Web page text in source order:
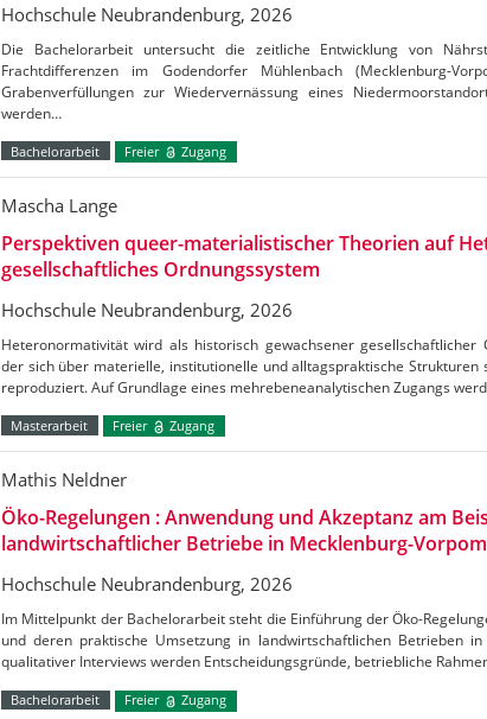
Hochschule Neubrandenburg, 2026
Die Bachelorarbeit untersucht die zeitliche Entwicklung von
Frachtdifferenzen im Godendorfer Mühlenbach (Mecklenburg-
Grabenverfüllungen zur Wiedervernässung eines
werden…
Bachelorarbeit Freier Zugang
Mascha Lange
Perspektiven queer-materialistischer Theorien auf
gesellschaftliches Ordnungssystem
Hochschule Neubrandenburg, 2026
Heteronormativität wird als historisch gewachsener gesellschaftlicher
der sich über materielle, institutionelle und alltagspraktische Strukturen
reproduziert. Auf Grundlage eines mehrebeneanalytischen Zugangs
Masterarbeit Freier Zugang
Mathis Neldner
Öko-Regelungen : Anwendung und Akzeptanz am
landwirtschaftlicher Betriebe in Mecklenburg-
Hochschule Neubrandenburg, 2026
Im Mittelpunkt der Bachelorarbeit steht die Einführung der Öko-
und deren praktische Umsetzung in landwirtschaftlichen Betrieben in
qualitativer Interviews werden Entscheidungsgründe, betriebliche
Bachelorarbeit Freier Zugang